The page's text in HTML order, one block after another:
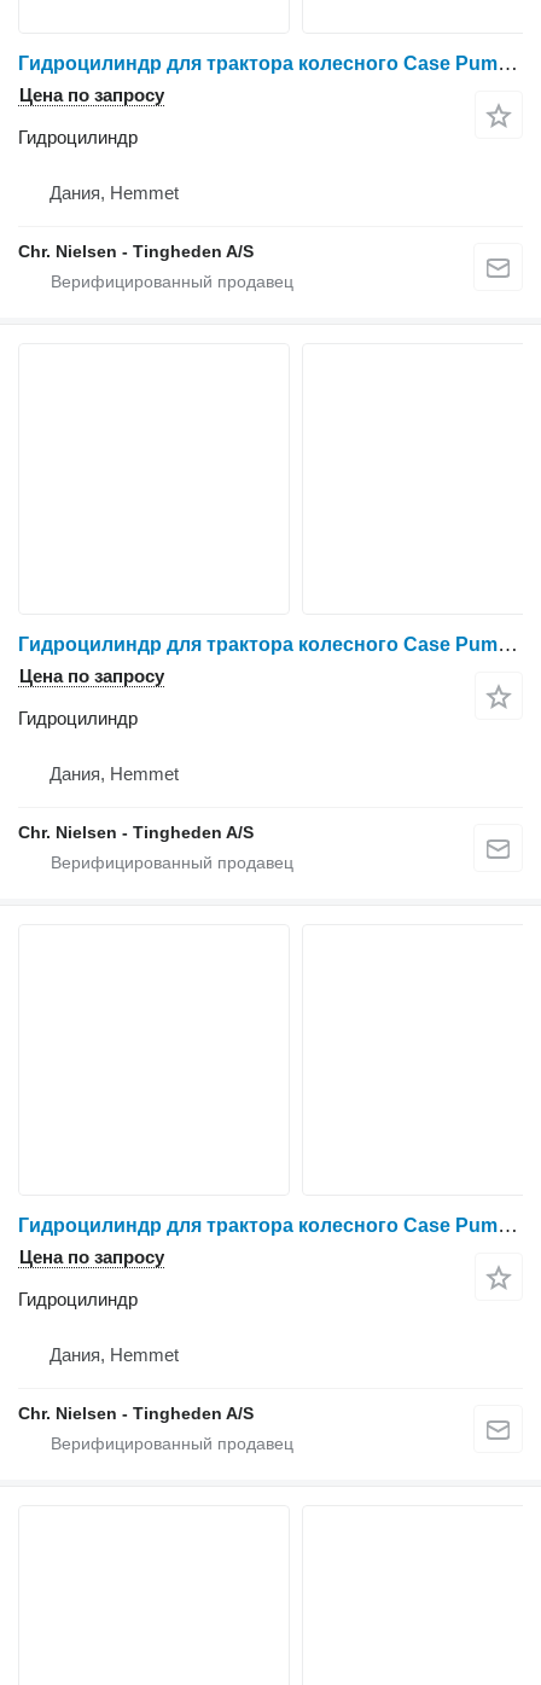
Гидроцилиндр для трактора колесного Case Puma 185
Цена по запросу
Гидроцилиндр
Дания, Hemmet
Chr. Nielsen - Tingheden A/S
Гидроцилиндр для трактора колесного Case Puma 185
Цена по запросу
Гидроцилиндр
Дания, Hemmet
Chr. Nielsen - Tingheden A/S
Гидроцилиндр для трактора колесного Case Puma 185
Цена по запросу
Гидроцилиндр
Дания, Hemmet
Chr. Nielsen - Tingheden A/S